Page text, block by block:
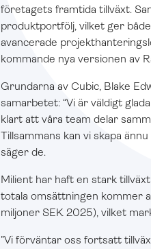
företagets framtida tillväxt.
produktportfölj, vilket ger
avancerade
kommande nya versionen av
Grundarna av Cubic, Blake
samarbetet: “Vi är väldigt
klart att våra team delar
Tillsammans kan vi skapa
säger de.
Milient har haft en stark
totala omsättningen kommer
miljoner SEK 2025), vilket
”Vi förväntar oss fortsatt